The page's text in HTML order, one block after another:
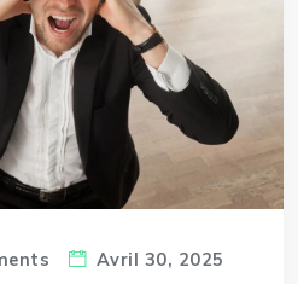
Avril 30, 2025